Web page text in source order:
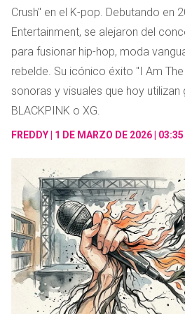
Crush" en el K-pop. Debutando en
Entertainment, se alejaron del
para fusionar hip-hop, moda
rebelde. Su icónico éxito "I Am
sonoras y visuales que hoy
BLACKPINK o XG.
FREDDY 1 DE MARZO DE 2026 |